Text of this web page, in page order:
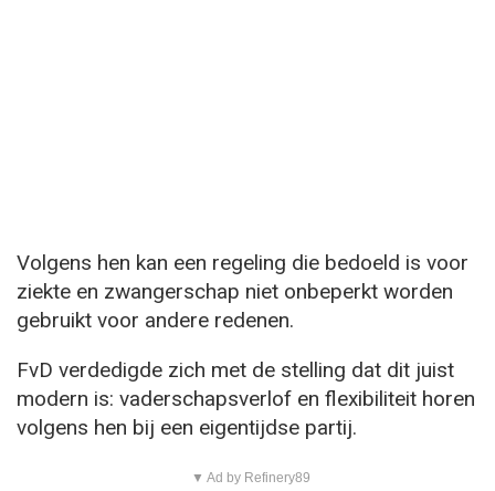
Volgens hen kan een regeling die bedoeld is voor
ziekte en zwangerschap niet onbeperkt worden
gebruikt voor andere redenen.
FvD verdedigde zich met de stelling dat dit juist
modern is: vaderschapsverlof en flexibiliteit horen
volgens hen bij een eigentijdse partij.
▼ Ad by Refinery89